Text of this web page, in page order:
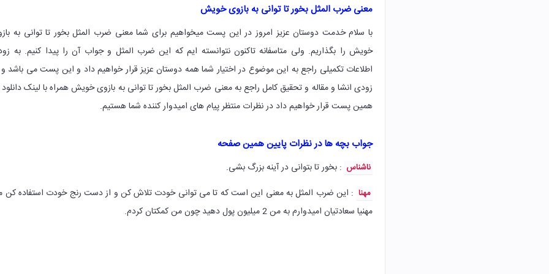
معنی ضرب المثل بخور تا توانی به بازوی خویش
با سلام خدمت دوستان عزیز امروز در این پست میخواهیم برای شما معنی ضرب المثل بخور تا توانی به
خویش را بگذاریم. ولی متاسفانه تاکنون نتوانسته ایم که این ضرب المثل و جواب آن را پیدا کنیم. به
اطلاعات تکمیلی راجع به این موضوع در اختیار شما همه دوستان عزیز قرار خواهیم داد و این پست می باشد
زودی انشا و مقاله و تحقیق کامل راجع به معنی ضرب المثل بخور تا توانی به بازوی خویش همراه با لینک
همین پست قرار خواهیم داد در نظرات منتظر پیام های امیدوار کننده شما هستیم.
جواب بچه ها در نظرات پایین همین صفحه
ناشناس : بخور تا بتوانی در آینه بزرگ بشی.
مهنا : این ضرب المثل به معنی این است که تا می توانی خودت تلاش کن و از دست رنج خودت استفاده کن
مهنیا سعادتیان امیدوارم به من 2 میلیون پول دهید چون من کمکتان کردم.